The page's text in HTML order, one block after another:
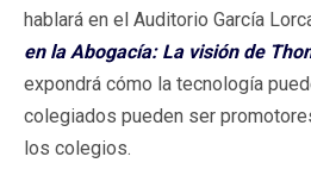
hablará en el Auditorio García
en la Abogacía: La visión de
expondrá cómo la tecnología
colegiados pueden ser
los colegios.